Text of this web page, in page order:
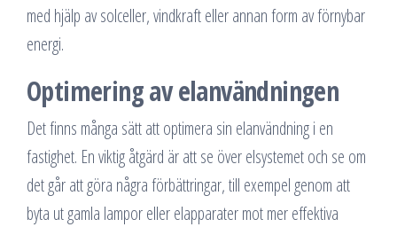
med hjälp av solceller, vindkraft eller annan form av förnybar
energi.
Optimering av elanvändningen
Det finns många sätt att optimera sin elanvändning i en
fastighet. En viktig åtgärd är att se över elsystemet och se om
det går att göra några förbättringar, till exempel genom att
byta ut gamla lampor eller elapparater mot mer effektiva